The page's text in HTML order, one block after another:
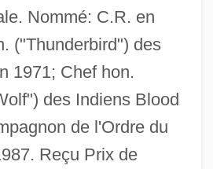
Nommé: C.R. en
("Thunderbird") des
1971; Chef hon.
des Indiens Blood
de l'Ordre du
Reçu Prix de